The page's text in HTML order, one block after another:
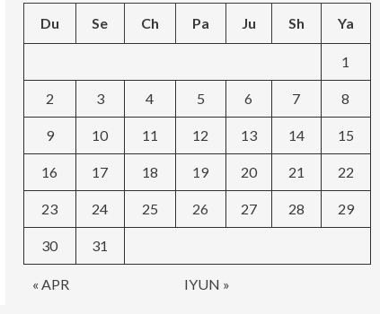
Du Se Ch Pa Ju Sh Ya
« APR IYUN »
1
2 3 4 5 6 7 8
9 10 11 12 13 14 15
16 17 18 19 20 21 22
23 24 25 26 27 28 29
30 31